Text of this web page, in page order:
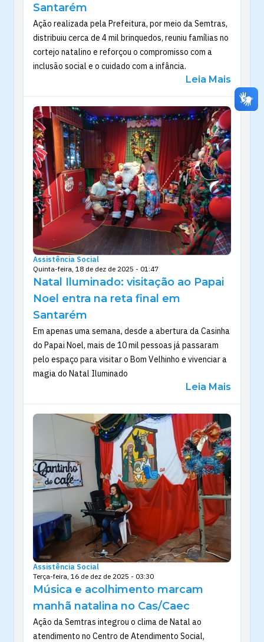
Santarém
Ação realizada pela Prefeitura, por meio da Semtras,
distribuiu cerca de 4 mil brinquedos, reuniu famílias no
cortejo natalino e reforçou o compromisso com a
inclusão social e o cuidado com a infância.
Leia Mais
Assistência Social
Quinta-feira, 18 de dez de 2025 - 01:47
Natal Iluminado: visitação ao Papai
Noel entra na reta final em
Santarém
Em apenas uma semana, desde a abertura da Casinha
do Papai Noel, mais de 10 mil pessoas já passaram
pelo espaço para visitar o Bom Velhinho e vivenciar a
magia do Natal Iluminado
Leia Mais
Assistência Social
Terça-feira, 16 de dez de 2025 - 03:30
Música e acolhimento marcam
manhã natalina no Cas/Caec
Ação da Semtras integrou o clima de Natal ao
atendimento no Centro de Atendimento Social,